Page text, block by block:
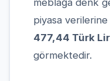
piyasa
477,44 Türk
görmektedir.